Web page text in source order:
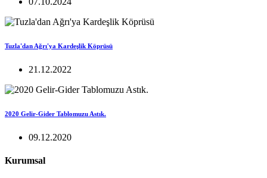
Tuzla'dan Ağrı'ya Kardeşlik Köprüsü
21.12.2022
2020 Gelir-Gider Tablomuzu Astık.
09.12.2020
Kurumsal